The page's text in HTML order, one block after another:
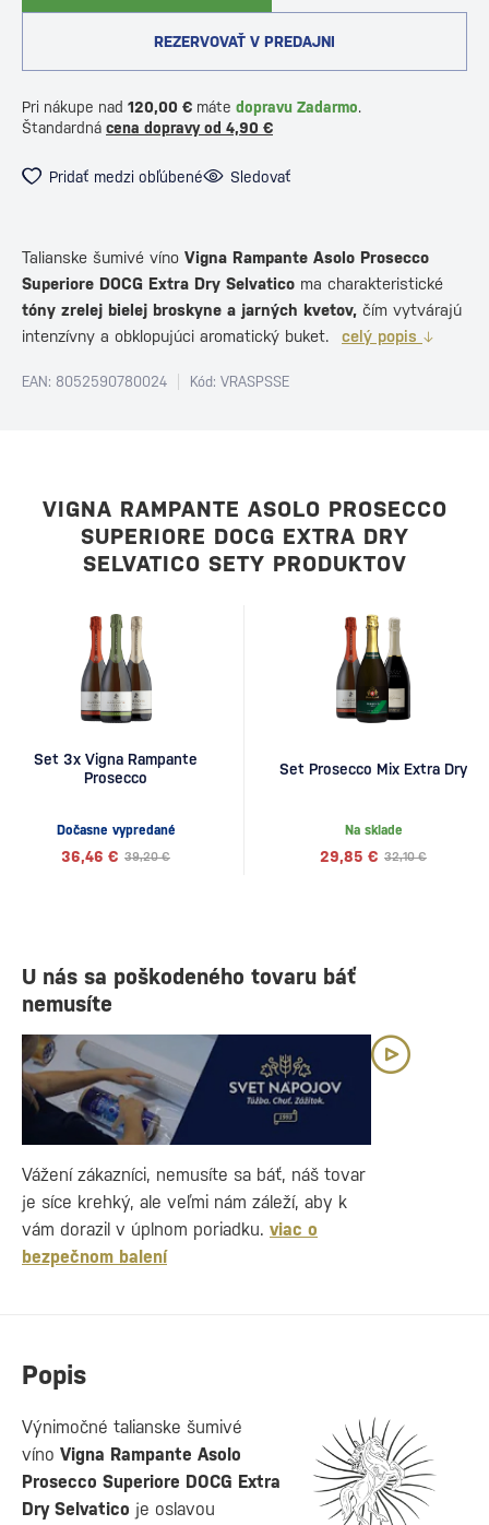
REZERVOVAŤ V PREDAJNI
Pri nákupe nad 120,00 € máte dopravu Zadarmo.
Štandardná cena dopravy od 4,90 €
Pridať medzi obľúbené Sledovať
Talianske šumivé víno Vigna Rampante Asolo Prosecco
Superiore DOCG Extra Dry Selvatico ma charakteristické
tóny zrelej bielej broskyne a jarných kvetov, čím vytvárajú
intenzívny a obklopujúci aromatický buket.
celý popis
EAN: 8052590780024 Kód: VRASPSSE
VIGNA RAMPANTE ASOLO PROSECCO
SUPERIORE DOCG EXTRA DRY
SELVATICO SETY PRODUKTOV
Set 3x Vigna Rampante
Prosecco
Dočasne vypredané
39,20 €
36,46 €
Set Prosecco Mix Extra Dry
Na sklade
32,10 €
29,85 €
Popis
Výnimočné talianske šumivé
víno Vigna Rampante Asolo
Prosecco Superiore DOCG Extra
Dry Selvatico je oslavou
U nás sa poškodeného tovaru báť
nemusíte
Vážení zákazníci, nemusíte sa báť, náš tovar
je síce krehký, ale veľmi nám záleží, aby k
vám dorazil v úplnom poriadku. viac o
bezpečnom balení